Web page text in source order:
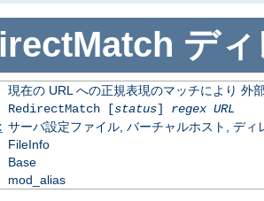
デ
現在の URL への正規表現のマッチにより 外
RedirectMatch [status] regex URL
サーバ設定ファイル, バーチャルホスト, ディ
FileInfo
Base
mod_alias